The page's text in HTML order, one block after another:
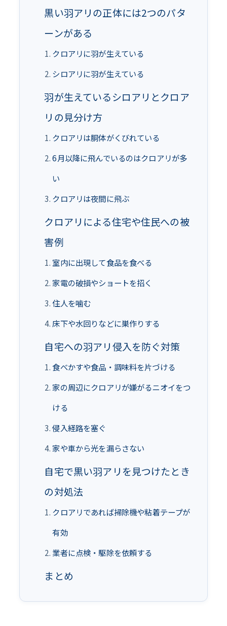
黒い羽アリの正体には2つのパタ
ーンがある
クロアリに羽が生えている
シロアリに羽が生えている
羽が生えているシロアリとクロア
リの見分け方
クロアリは胴体がくびれている
6月以降に飛んでいるのはクロアリが多
い
クロアリは夜間に飛ぶ
クロアリによる住宅や住民への被
害例
室内に出現して食品を食べる
家電の破損やショートを招く
住人を噛む
床下や水回りなどに巣作りする
自宅への羽アリ侵入を防ぐ対策
食べかすや食品・調味料を片づける
家の周辺にクロアリが嫌がるニオイをつ
ける
侵入経路を塞ぐ
家や車から光を漏らさない
自宅で黒い羽アリを見つけたとき
の対処法
クロアリであれば掃除機や粘着テープが
有効
業者に点検・駆除を依頼する
まとめ